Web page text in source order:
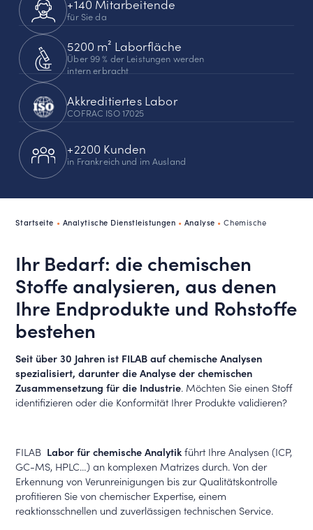
+140 Mitarbeitende
für Sie da
5200 m² Laborfläche
Über 99 % der Leistungen werden
intern erbracht
Akkreditiertes Labor
COFRAC ISO 17025
+2200 Kunden
in Frankreich und im Ausland
Startseite • Analytische Dienstleistungen • Analyse •Chemische
Ihr Bedarf: die chemischen
Stoffe analysieren, aus denen
Ihre Endprodukte und Rohstoffe
bestehen
Seit über 30 Jahren ist FILAB auf chemische Analysen
spezialisiert, darunter die Analyse der chemischen
Zusammensetzung für die Industrie. Möchten Sie einen Stoff
identifizieren oder die Konformität Ihrer Produkte validieren?
FILAB Labor für chemische Analytikführt Ihre Analysen (ICP,
GC-MS, HPLC…) an komplexen Matrizes durch. Von der
Erkennung von Verunreinigungen bis zur Qualitätskontrolle
profitieren Sie von chemischer Expertise, einem
reaktionsschnellen und zuverlässigen technischen Service.